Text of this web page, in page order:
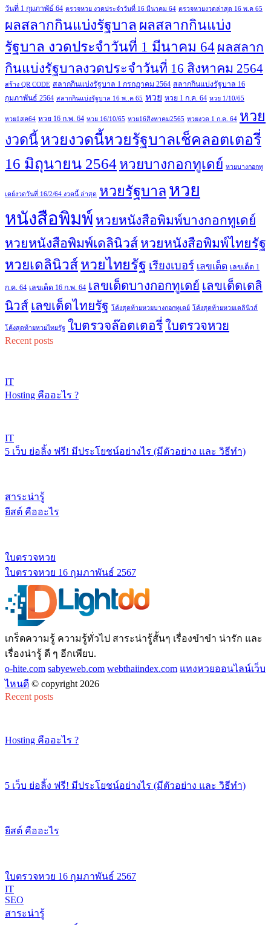
วันที่ 1 กุมภาพัธ์ 64 ตรวจหวย งวดประจำวันที่ 16 มีนาคม 64 ตรวจหวยงวดล่าสุด 16 พ.ค 65
ผลสลากกินแบ่งรัฐบาล ผลสลากกินแบ่ง
รัฐบาล งวดประจำวันที่ 1 มีนาคม 64 ผลสลาก
กินแบ่งรัฐบาลงวดประจำวันที่ 16 สิงหาคม 2564
สร้าง QR CODE สลากกินแบ่งรัฐบาล 1 กรกฏาคม 2564 สลากกินแบ่งรัฐบาล 16
กุมภาพันธ์ 2564 สลากกินแบ่งรัฐบาล 16 พ..ค 65 หวย หวย 1 ก.ค. 64 หวย 1/10/65
หวย1สค64 หวย 16 ก.พ. 64 หวย 16/10/65 หวย16สิงหาคม2565 หวยงวด 1 ก.ค. 64 หวย
งวดนี้หวยงวดนี้หวยรัฐบาลเช็คลอตเตอรี่
16 มิถุนายน 2564 หวยบางกอกทูเดย์ หวยบางกอกทู
เดย์งวดวันที่ 16/2/64 งวดนี้ ล่าสุด หวยรัฐบาล หวย
หนังสือพิมพ์ หวยหนังสือพิมพ์บางกอกทูเดย์
หวยหนังสือพิมพ์เดลินิวส์ หวยหนังสือพิมพ์ไทยรัฐ
หวยเดลินิวส์ หวยไทยรัฐ เรียงเบอร์ เลขเด็ด เลขเด็ด 1
ก.ค. 64 เลขเด็ด 16 ก.พ. 64 เลขเด็ดบางกอกทูเดย์ เลขเด็ดเดลิ
นิวส์ เลขเด็ดไทยรัฐ โค้งสุดท้ายหวยบางกอกทูเดย์ โค้งสุดท้ายหวยเดลินิวส์
โค้งสุดท้ายหวยไทยรัฐ ใบตรวจล๊อตเตอรี่ใบตรวจหวย
Recent posts
IT
Hosting คืออะไร ?
IT
5 เว็บ ย่อลิ้ง ฟรี! มีประโยชน์อย่างไร (มีตัวอย่าง และ วิธีทำ)
สาระน่ารู้
ยีสต์ คืออะไร
ใบตรวจหวย
ใบตรวจหวย 16 กุมภาพันธ์ 2567
เกร็ดความรู้ ความรู้ทั่วไป สาระน่ารู้สั้นๆ เรื่องขำขำ น่ารัก และ
เรื่องน่ารู้ ดี ๆ อีกเพียบ.
o-hite.com sabyeweb.com webthaiindex.com แทงหวยออนไลน์เว็บ
ไหนดี © copyright 2026
Recent posts
Hosting คืออะไร ?
5 เว็บ ย่อลิ้ง ฟรี! มีประโยชน์อย่างไร (มีตัวอย่าง และ วิธีทำ)
ยีสต์ คืออะไร
ใบตรวจหวย 16 กุมภาพันธ์ 2567
IT
SEO
สาระน่ารู้